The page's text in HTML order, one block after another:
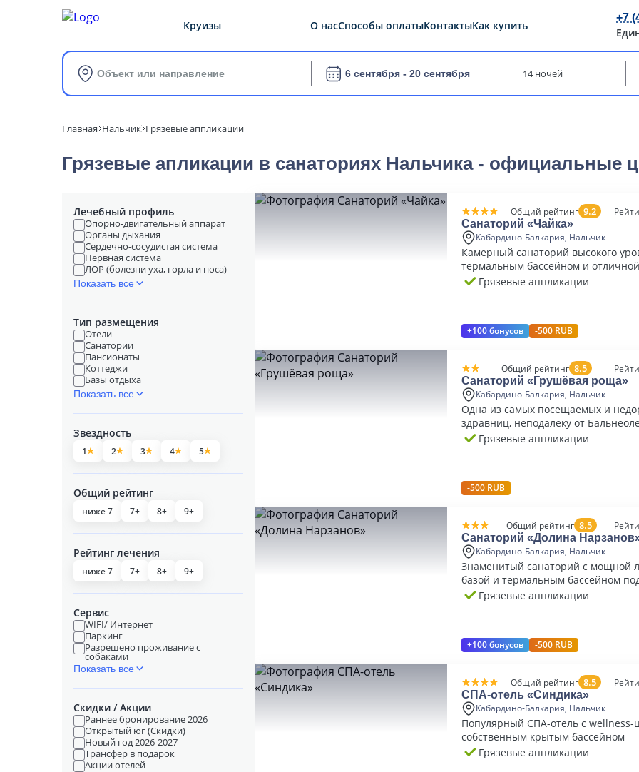
Круизы О насСпособы оплатыКонтактыКак купить
+7
Объект или направление 6 сентября - 20 сентября 14 ночей
Главная Нальчик Грязевые аппликации
Грязевые апликации в cанаториях Нальчика - официальные
Лечебный профиль
Опорно-двигательный аппарат
Органы дыхания
Сердечно-сосудистая система
Нервная система
ЛОР (болезни уха, горла и носа)
Показать все
Тип размещения
Отели
Санатории
Пансионаты
Коттеджи
Базы отдыха
Показать все
Звездность
1 2 3 4 5
Общий рейтинг
ниже 7 7+ 8+ 9+
Рейтинг лечения
ниже 7 7+ 8+ 9+
Сервис
WIFI/ Интернет
Паркинг
Разрешено проживание с
собаками
Показать все
Скидки / Акции
Раннее бронирование 2026
Открытый юг (Скидки)
Новый год 2026-2027
Трансфер в подарок
Акции отелей
Общий рейтинг 9.2
Санаторий «Чайка»
Кабардино-Балкария, Нальчик
Камерный санаторий высокого
термальным бассейном и
базойГрязевые аппликации
+100 бонусов -500 RUB
Общий рейтинг 8.5
Санаторий «Грушёвая роща»
Кабардино-Балкария, Нальчик
Одна из самых посещаемых и
здравниц, неподалеку от
курорта
Грязевые аппликации
-500 RUB
Общий рейтинг 8.5
Санаторий «Долина
Кабардино-Балкария, Нальчик
Знаменитый санаторий с мощной
базой и термальным бассейном
небомГрязевые аппликации
+100 бонусов -500 RUB
Общий рейтинг 8.5
СПА-отель «Синдика»
Кабардино-Балкария, Нальчик
Популярный СПА-отель с wellness-
собственным крытым бассейном
Грязевые аппликации